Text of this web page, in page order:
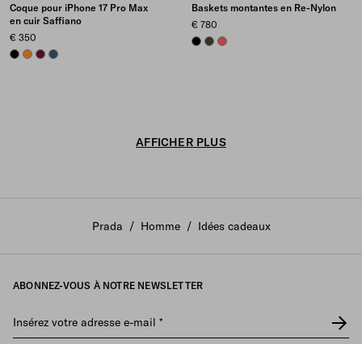
Coque pour iPhone 17 Pro Max
en cuir Saffiano
€ 350
BLACKAMBERBURGUNDY
AVIATION BLUE
Baskets montantes en Re-Nylon
€ 780
BLACKOLIVECORAL
AFFICHER PLUS
Prada / Homme / Idées cadeaux
ABONNEZ-VOUS À NOTRE NEWSLETTER
Insérez votre adresse e-mail *